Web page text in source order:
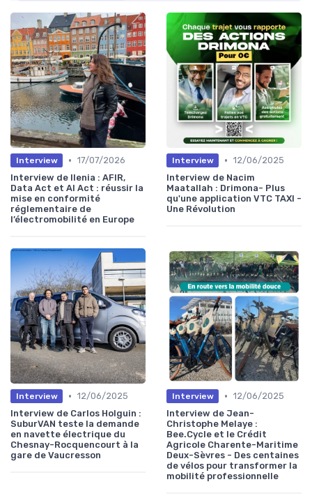
Interview • 17/07/2026
Interview de Ilenia : AFIR,
Data Act et AI Act : réussir la
mise en conformité
réglementaire de
l’électromobilité en Europe
Interview • 12/06/2025
Interview de Nacim
Maatallah : Drimona- Plus
qu'une application VTC TAXI -
Une Révolution
Interview • 12/06/2025
Interview de Carlos Holguin :
SuburVAN teste la demande
en navette électrique du
Chesnay-Rocquencourt à la
gare de Vaucresson
Interview • 12/06/2025
Interview de Jean-
Christophe Melaye :
Bee.Cycle et le Crédit
Agricole Charente-Maritime
Deux-Sèvres - Des centaines
de vélos pour transformer la
mobilité professionnelle